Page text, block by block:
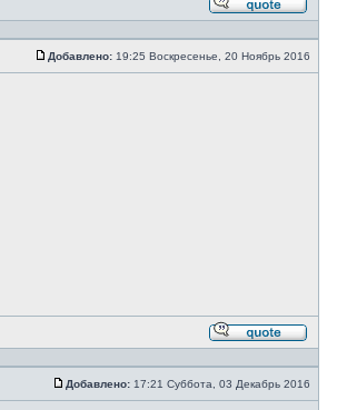
Сообщение
Добавлено: 19:25 Воскресенье, 20 Ноябрь 2016
Сообщение
Добавлено: 17:21 Суббота, 03 Декабрь 2016